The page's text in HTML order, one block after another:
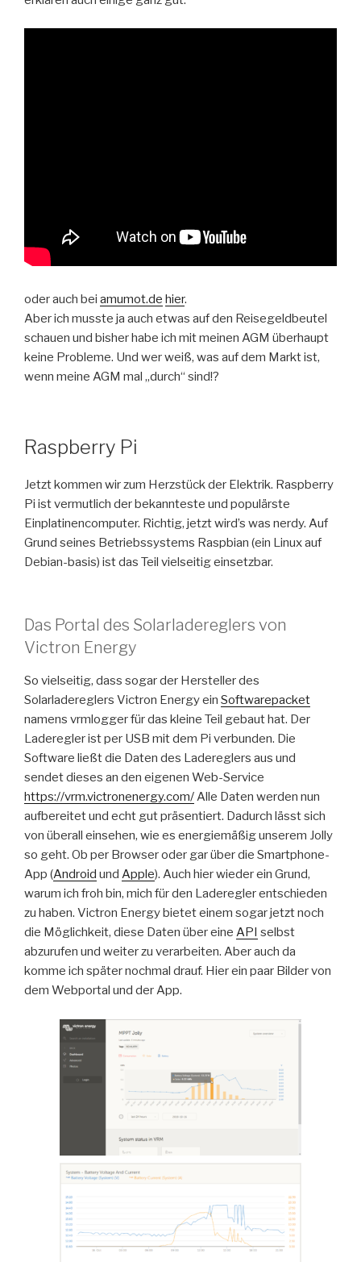
oder auch bei amumot.de hier.
Aber ich musste ja auch etwas auf den Reisegeldbeutel
schauen und bisher habe ich mit meinen AGM überhaupt
keine Probleme. Und wer weiß, was auf dem Markt ist,
wenn meine AGM mal „durch“ sind!?
Raspberry Pi
Jetzt kommen wir zum Herzstück der Elektrik. Raspberry
Pi ist vermutlich der bekannteste und populärste
Einplatinencomputer. Richtig, jetzt wird’s was nerdy. Auf
Grund seines Betriebssystems Raspbian (ein Linux auf
Debian-basis) ist das Teil vielseitig einsetzbar.
Das Portal des Solarladereglers von
Victron Energy
So vielseitig, dass sogar der Hersteller des
Solarladereglers Victron Energy ein Softwarepacket
namens vrmlogger für das kleine Teil gebaut hat. Der
Laderegler ist per USB mit dem Pi verbunden. Die
Software ließt die Daten des Ladereglers aus und
sendet dieses an den eigenen Web-Service
https://vrm.victronenergy.com/Alle Daten werden nun
aufbereitet und echt gut präsentiert. Dadurch lässt sich
von überall einsehen, wie es energiemäßig unserem Jolly
so geht. Ob per Browser oder gar über die Smartphone-
App (Android und Apple). Auch hier wieder ein Grund,
warum ich froh bin, mich für den Laderegler entschieden
zu haben. Victron Energy bietet einem sogar jetzt noch
die Möglichkeit, diese Daten über eine API selbst
abzurufen und weiter zu verarbeiten. Aber auch da
komme ich später nochmal drauf. Hier ein paar Bilder von
dem Webportal und der App.